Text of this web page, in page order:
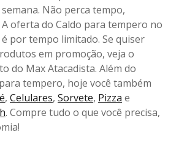
Não perca tempo,
oferta do Caldo para tempero no
por tempo limitado. Se quiser
em promoção, veja o
do Max Atacadista. Além do
tempero, hoje você também
, Celulares, Sorvete, Pizza e
. Compre tudo o que você precisa,